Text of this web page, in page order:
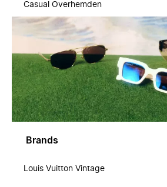
Casual Overhemden
Brands
Louis Vuitton Vintage